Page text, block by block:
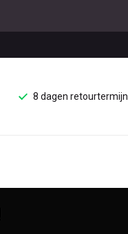
8 dagen retourtermijn